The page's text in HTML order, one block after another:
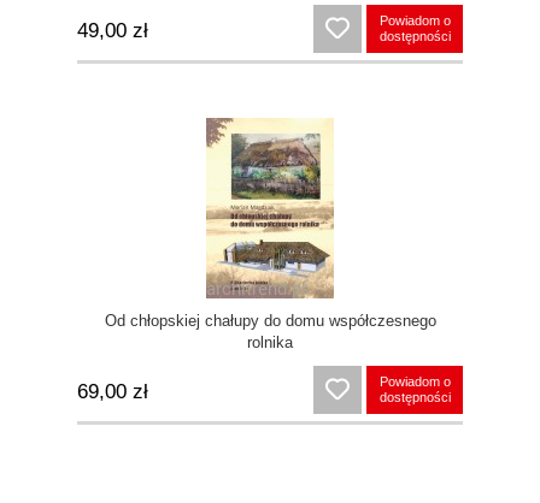
49,00 zł
Powiadom o
dostępności
Od chłopskiej chałupy do domu współczesnego
rolnika
69,00 zł
Powiadom o
dostępności